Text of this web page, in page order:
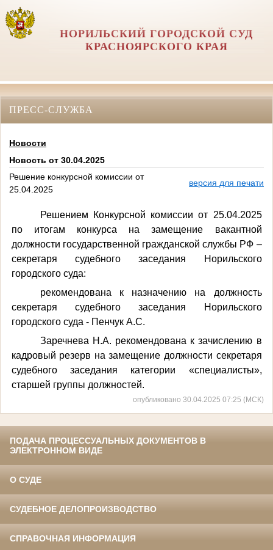
НОРИЛЬСКИЙ ГОРОДСКОЙ СУД
КРАСНОЯРСКОГО КРАЯ
ПРЕСС-СЛУЖБА
Новости
Новость от 30.04.2025
Решение конкурсной комиссии от
25.04.2025
версия для печати
Решением Конкурсной комиссии от 25.04.2025
по итогам конкурса на замещение вакантной
должности государственной гражданской службы РФ –
секретаря судебного заседания Норильского
городского суда:
рекомендована к назначению на должность
секретаря судебного заседания Норильского
городского суда - Пенчук А.С.
Заречнева Н.А. рекомендована к зачислению в
кадровый резерв на замещение должности секретаря
судебного заседания категории «специалисты»,
старшей группы должностей.
опубликовано 30.04.2025 07:25 (МСК)
ПОДАЧА ПРОЦЕССУАЛЬНЫХ ДОКУМЕНТОВ В
ЭЛЕКТРОННОМ ВИДЕ
О СУДЕ
СУДЕБНОЕ ДЕЛОПРОИЗВОДСТВО
СПРАВОЧНАЯ ИНФОРМАЦИЯ